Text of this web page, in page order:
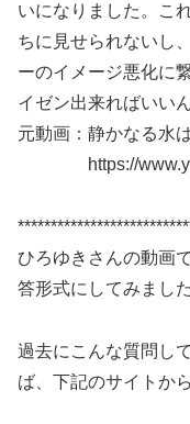
いになりました。こ
ちに見せられないし
ーのイメージ悪化に
イゼン出来ればいい
元動画：静かなる水
https://
ひろゆきさんの動画
答形式にしてみました
過去にこんな質問し
ば、下記のサイトか